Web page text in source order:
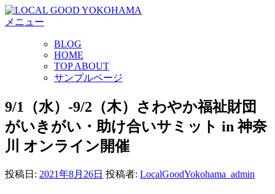
コ
ン
キ
ッ
プ
メニュー
BLOG
HOME
TOP ABOUT
サンプルページ
9/1（水）-9/2（木）さわやか福祉財団
がいきがい・助け合いサミット in 神奈
川 オンライン開催
投稿日: 2021年8月26日 投稿者: LocalGoodYokohama_admin